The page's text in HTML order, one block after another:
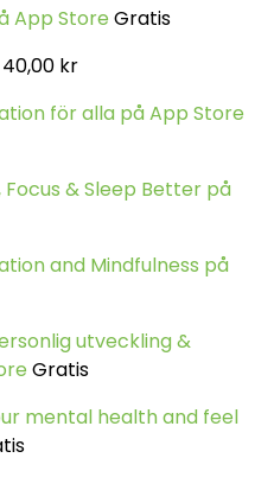
App Store Gratis
40,00 kr
för alla på App Store
& Sleep Better på
and Mindfulness på
utveckling &
Gratis
mental health and feel